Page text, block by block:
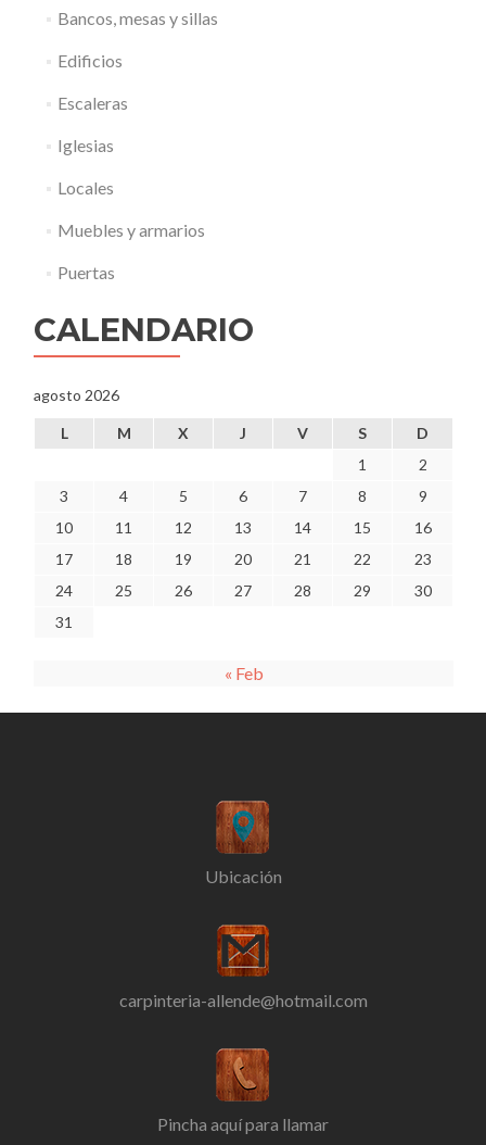
Bancos, mesas y sillas
Edificios
Escaleras
Iglesias
Locales
Muebles y armarios
Puertas
CALENDARIO
agosto 2026
L M X J V S
D
1
2
3
4 5 6 7 8
9
10
11 12 13 14 15
16
17
18 19 20 21 22
23
24
25 26 27 28 29
30
31
« Feb
Ubicación
carpinteria-allende@hotmail.com
Pincha aquí para llamar